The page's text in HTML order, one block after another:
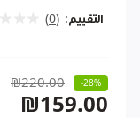
التقييم: (0)
₪220.00 -28%
₪159.00